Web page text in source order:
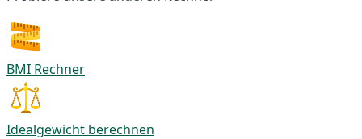
BMI Rechner
Idealgewicht berechnen